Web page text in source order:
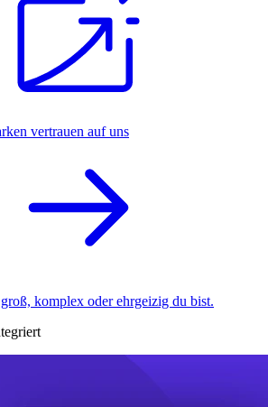
vertrauen auf uns
komplex oder ehrgeizig du bist.